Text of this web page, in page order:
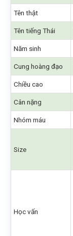
Tên thật
Tên tiếng Thái
Năm sinh
Cung hoàng đạo
Chiều cao
Cân nặng
Nhóm máu
Size
Học vấn